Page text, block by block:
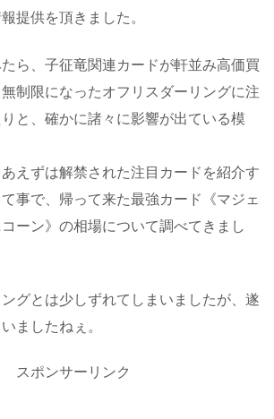
提供を頂きました。
ら、子征竜関連カードが軒並み高価買
制限になったオフリスダーリングに注
と、確かに諸々に影響が出ている模
ずは解禁された注目カードを紹介す
事で、帰って来た最強カード《マジェ
ーン》の相場について調べてきまし
グとは少しずれてしまいましたが、遂
ましたねぇ。
スポンサーリンク